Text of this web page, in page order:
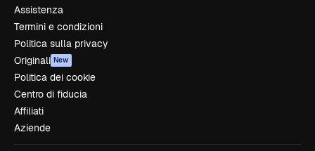
Assistenza
Termini e condizioni
Politica sulla privacy
Originali New
Politica dei cookie
Centro di fiducia
Affiliati
Aziende